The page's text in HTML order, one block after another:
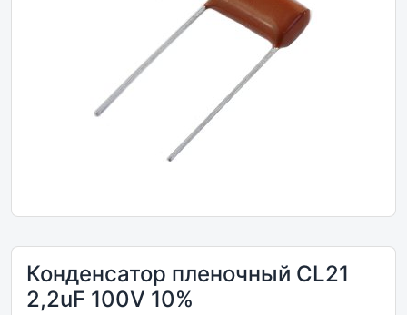
Конденсатор пленочный CL21
2,2uF 100V 10%